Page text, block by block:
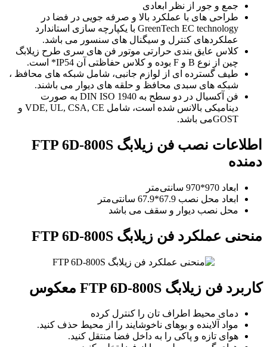
جمع و جور از نظر ابعادی
طراحی های با عملکرد بالا و صرفه جویی در فضا در
GreenTech EC technology با یکپارچه سازی استاندارد
عملکردهای کنترل و سیگنال های سنسور می باشد.
کلاس عایق بندی حرارتی موتور فن های سری طرح زیلابگ
چین از نوع B و F بوده و کلاس حفاظتی آن IP54* است.
طیف گسترده ای از لوازم جانبی، شامل شبکه های محافظ ،
شبکه های سبدی محافظ و حلقه های دیوار می باشند.
فن آکسیال در دو سطح به DIN ISO 1940 به صورت
دینامیکی بالانس شده است، شامل VDE, UL, CSA, CE و
GOSTمی باشد.
اطلاعات نصب فن زیلابگ FTP 6D-800S
دمنده
ابعاد 970*970 سانتی‌متر
ابعاد محل نصب 67.9*67.9 سانتی‌متر
محل نصب دیوار و سقف می باشد
منحنی عملکرد فن زیلابگ FTP 6D-800S
کاربرد فن زیلابگ FTP 6D-800S معکوس
دمای محیط اطراف تان را کنترل کرده
مواد آلاینده و بوهای ناخوشایند را از محیط حذف کنید.
هوای تازه و پاکی را به داخل فضا منتقل کنید.